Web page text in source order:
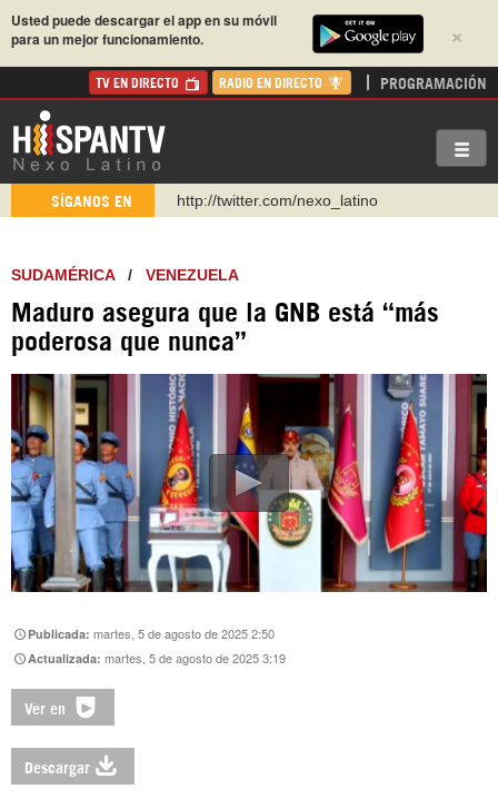
×
Usted puede descargar el app en su móvil
para un mejor funcionamiento.
TV EN DIRECTO RADIO EN DIRECTO PROGRAMACIÓN
SÍGANOS EN
http://twitter.com/nexo_latino
https://urmedium.com/c/hispantv
WhatsApp y Viber: +98 921 79 29 404
Instagram como: hispan_tv
https://www.youtube.com/@nexo_latino
SUDAMÉRICA/ VENEZUELA
Maduro asegura que la GNB está “más
poderosa que nunca”
Publicada:martes, 5 de agosto de 2025 2:50
Actualizada:martes, 5 de agosto de 2025 3:19
Ver en
Descargar